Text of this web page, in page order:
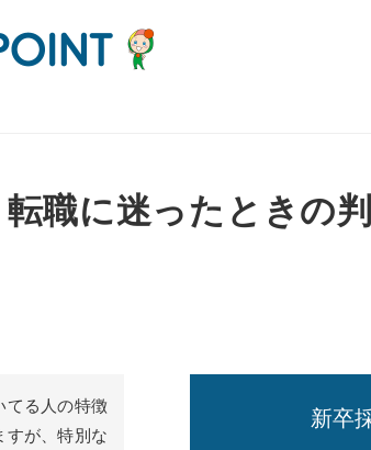
職に迷ったときの
てる人の特徴
すが、特別な
新卒